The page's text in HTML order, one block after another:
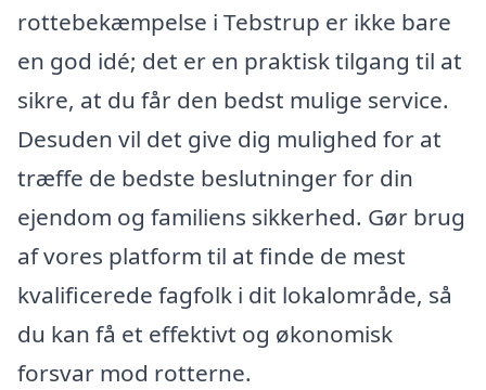
rottebekæmpelse i Tebstrup er ikke bare
en god idé; det er en praktisk tilgang til at
sikre, at du får den bedst mulige service.
Desuden vil det give dig mulighed for at
træffe de bedste beslutninger for din
ejendom og familiens sikkerhed. Gør brug
af vores platform til at finde de mest
kvalificerede fagfolk i dit lokalområde, så
du kan få et effektivt og økonomisk
forsvar mod rotterne.